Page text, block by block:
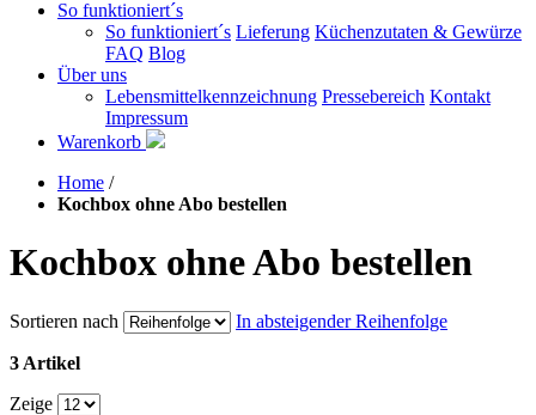
So funktioniert´s
So funktioniert´s Lieferung Küchenzutaten & Gewürze
FAQ Blog
Über uns
Lebensmittelkennzeichnung Pressebereich Kontakt
Impressum
Warenkorb
Home /
Kochbox ohne Abo bestellen
Kochbox ohne Abo bestellen
Sortieren nach In absteigender Reihenfolge
3 Artikel
Zeige